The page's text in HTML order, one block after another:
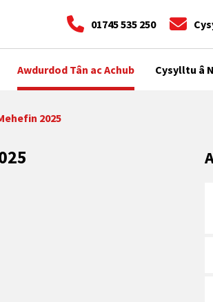
01745 535 250
Awdurdod Tân ac Achub Cysylltu â
2025